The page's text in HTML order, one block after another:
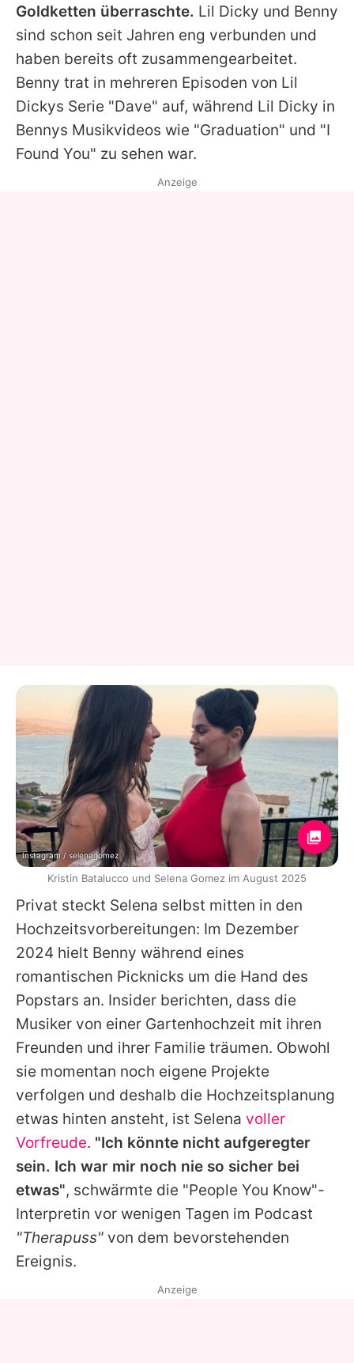
Goldketten überraschte. Lil Dicky und Benny
sind schon seit Jahren eng verbunden und
haben bereits oft zusammengearbeitet.
Benny trat in mehreren Episoden von Lil
Dickys Serie "Dave" auf, während Lil Dicky in
Bennys Musikvideos wie "Graduation" und "I
Found You" zu sehen war.
Privat steckt Selena selbst mitten in den
Hochzeitsvorbereitungen: Im Dezember
2024 hielt Benny während eines
romantischen Picknicks um die Hand des
Popstars an. Insider berichten, dass die
Musiker von einer Gartenhochzeit mit ihren
Freunden und ihrer Familie träumen. Obwohl
sie momentan noch eigene Projekte
verfolgen und deshalb die Hochzeitsplanung
etwas hinten ansteht, ist Selena voller
Vorfreude. "Ich könnte nicht aufgeregter
sein. Ich war mir noch nie so sicher bei
etwas", schwärmte die "People You Know"-
Interpretin vor wenigen Tagen im Podcast
"Therapuss" von dem bevorstehenden
Ereignis.
Anzeige
Instagram / selenagomez
Kristin Batalucco und Selena Gomez im August 2025
Anzeige